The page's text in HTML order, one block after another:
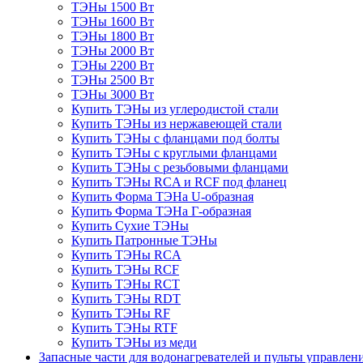
ТЭНы 1500 Вт
ТЭНы 1600 Вт
ТЭНы 1800 Вт
ТЭНы 2000 Вт
ТЭНы 2200 Вт
ТЭНы 2500 Вт
ТЭНы 3000 Вт
Купить ТЭНы из углеродистой стали
Купить ТЭНы из нержавеющей стали
Купить ТЭНы с фланцами под болты
Купить ТЭНы с круглыми фланцами
Купить ТЭНы с резьбовыми фланцами
Купить ТЭНы RCA и RCF под фланец
Купить Форма ТЭНа U-образная
Купить Форма ТЭНа Г-образная
Купить Сухие ТЭНы
Купить Патронные ТЭНы
Купить ТЭНы RCA
Купить ТЭНы RCF
Купить ТЭНы RCT
Купить ТЭНы RDT
Купить ТЭНы RF
Купить ТЭНы RTF
Купить ТЭНы из меди
Запасные части для водонагревателей и пульты